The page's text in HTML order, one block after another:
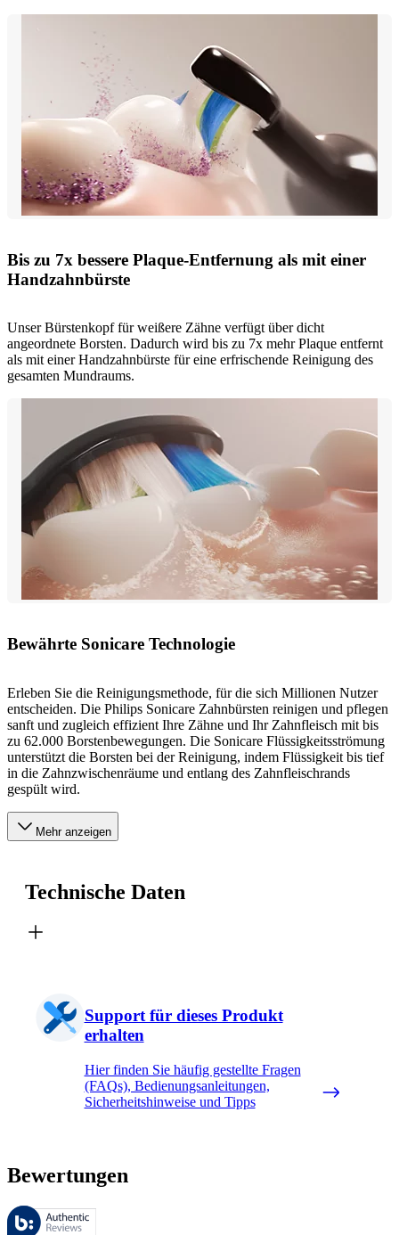
Bis zu 7x bessere Plaque-Entfernung als mit einer
Handzahnbürste
Unser Bürstenkopf für weißere Zähne verfügt über dicht
angeordnete Borsten. Dadurch wird bis zu 7x mehr Plaque entfernt
als mit einer Handzahnbürste für eine erfrischende Reinigung des
gesamten Mundraums.
Bewährte Sonicare Technologie
Erleben Sie die Reinigungsmethode, für die sich Millionen Nutzer
entscheiden. Die Philips Sonicare Zahnbürsten reinigen und pflegen
sanft und zugleich effizient Ihre Zähne und Ihr Zahnfleisch mit bis
zu 62.000 Borstenbewegungen. Die Sonicare Flüssigkeitsströmung
unterstützt die Borsten bei der Reinigung, indem Flüssigkeit bis tief
in die Zahnzwischenräume und entlang des Zahnfleischrands
gespült wird.
Mehr anzeigen
Technische Daten
Support für dieses Produkt
erhalten
Hier finden Sie häufig gestellte Fragen
(FAQs), Bedienungsanleitungen,
Sicherheitshinweise und Tipps
Bewertungen
Diese Bewertungen werden von Bazaarvoice verwaltet und